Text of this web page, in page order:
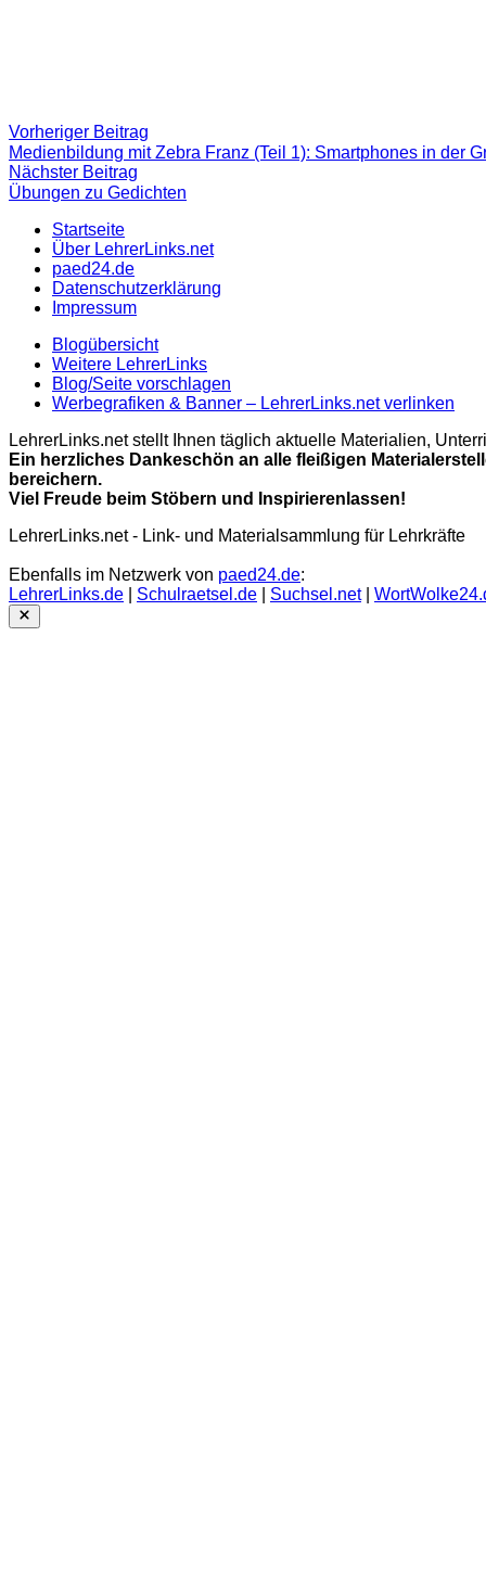
Beitragsnavigation
Vorheriger Beitrag
Beitrag:
Medienbildung mit Zebra Franz (Teil 1): Smartphones in der
Nächster Beitrag
Beitrag
Übungen zu Gedichten
Startseite
Über LehrerLinks.net
paed24.de
Datenschutzerklärung
Impressum
Blogübersicht
Weitere LehrerLinks
Blog/Seite vorschlagen
Werbegrafiken & Banner – LehrerLinks.net verlinken
LehrerLinks.net stellt Ihnen täglich aktuelle Materialien,
Ein herzliches Dankeschön an alle fleißigen
bereichern.
Viel Freude beim Stöbern und Inspirierenlassen!
LehrerLinks.net - Link- und Materialsammlung für Lehrkräfte
Ebenfalls im Netzwerk von paed24.de:
LehrerLinks.de
Schulraetsel.de Suchsel.net|
Close